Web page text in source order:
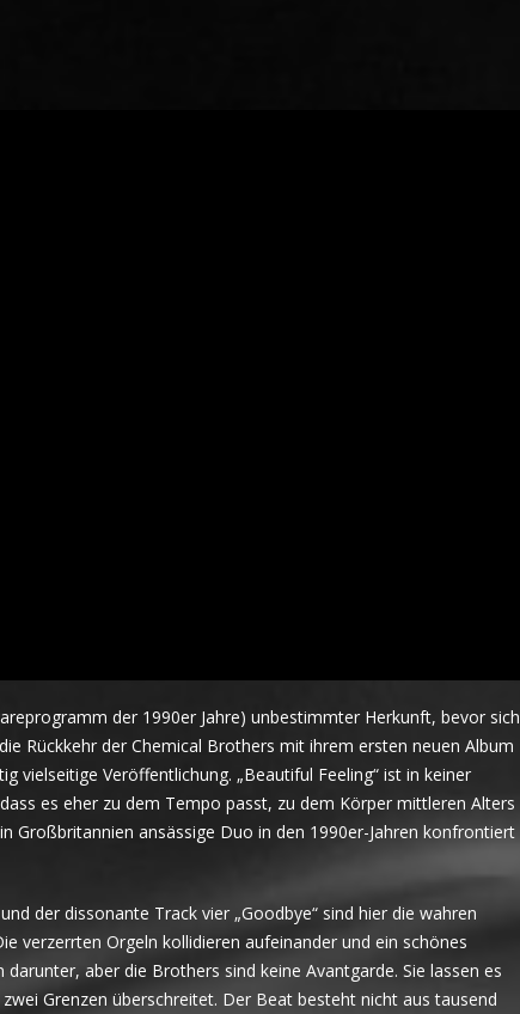
der 1990er Jahre) unbestimmter Herkunft, bevor sich
Rückkehr der Chemical Brothers mit ihrem ersten neuen Album
vielseitige Veröffentlichung. „Beautiful Feeling“ ist in keiner
es eher zu dem Tempo passt, zu dem Körper mittleren Alters
Großbritannien ansässige Duo in den 1990er-Jahren konfrontiert
der dissonante Track vier „Goodbye“ sind hier die wahren
verzerrten Orgeln kollidieren aufeinander und ein schönes
aber die Brothers sind keine Avantgarde. Sie lassen es
Grenzen überschreitet. Der Beat besteht nicht aus tausend